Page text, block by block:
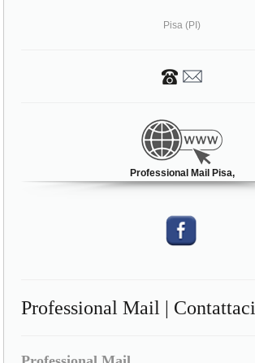
Pisa (PI)
Professional Mail Pisa,
Professional Mail | Contattaci